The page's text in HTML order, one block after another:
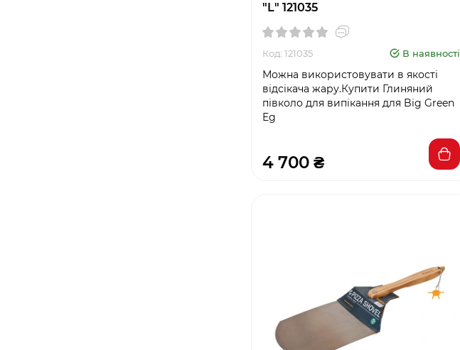
"L" 121035
Код: 121035 В наявності
Можна використовувати в якості
відсікача жару.Купити Глиняний
півколо для випікання для Big Green
Eg
4 700 ₴